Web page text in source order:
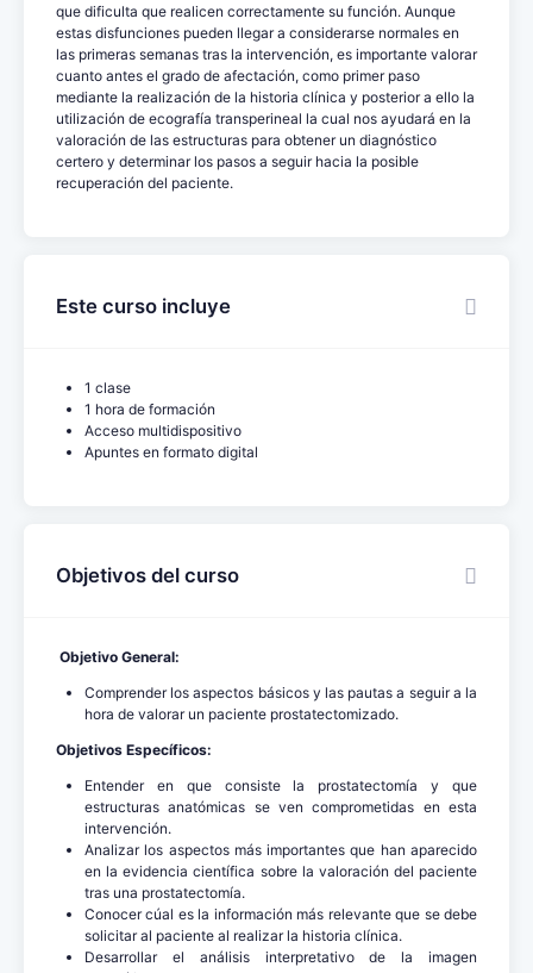
que dificulta que realicen correctamente su función. Aunque
estas disfunciones pueden llegar a considerarse normales en
las primeras semanas tras la intervención, es importante valorar
cuanto antes el grado de afectación, como primer paso
mediante la realización de la historia clínica y posterior a ello la
utilización de ecografía transperineal la cual nos ayudará en la
valoración de las estructuras para obtener un diagnóstico
certero y determinar los pasos a seguir hacia la posible
recuperación del paciente.
Este curso incluye
1 clase
1 hora de formación
Acceso multidispositivo
Apuntes en formato digital
Objetivos del curso
Objetivo General:
Comprender los aspectos básicos y las pautas a seguir a la
hora de valorar un paciente prostatectomizado.
Objetivos Específicos:
Entender en que consiste la prostatectomía y que
estructuras anatómicas se ven comprometidas en esta
intervención.
Analizar los aspectos más importantes que han aparecido
en la evidencia científica sobre la valoración del paciente
tras una prostatectomía.
Conocer cúal es la información más relevante que se debe
solicitar al paciente al realizar la historia clínica.
Desarrollar el análisis interpretativo de la imagen